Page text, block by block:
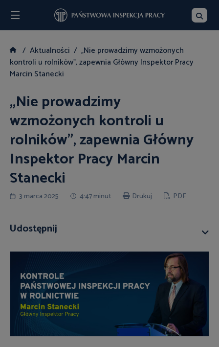
Aktualności
„Nie prowadzimy wzmożonych
kontroli u rolników”, zapewnia Główny Inspektor Pracy
Marcin Stanecki
„Nie prowadzimy
wzmożonych kontroli u
rolników”, zapewnia Główny
Inspektor Pracy Marcin
Stanecki
3 marca 2025 4:47 minut Drukuj PDF
Udostępnij
Szukaj